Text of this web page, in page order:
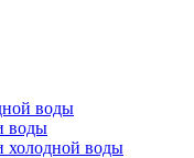
воды
воды
холодной воды